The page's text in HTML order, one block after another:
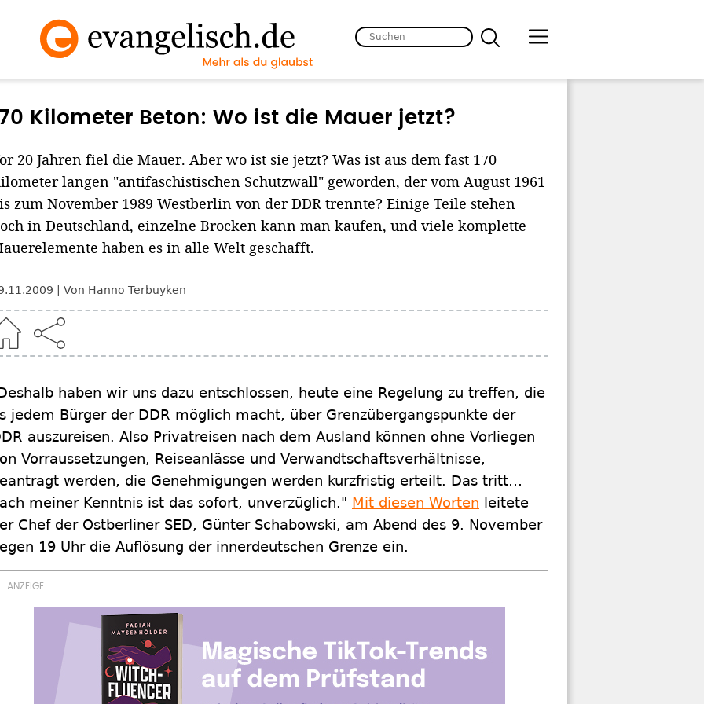
Kilometer Beton: Wo ist die Mauer jetzt?
20 Jahren fiel die Mauer. Aber wo ist sie jetzt? Was ist aus dem fast 170
langen "antifaschistischen Schutzwall" geworden, der vom August 1961
zum November 1989 Westberlin von der DDR trennte? Einige Teile stehen
in Deutschland, einzelne Brocken kann man kaufen, und viele komplette
haben es in alle Welt geschafft.
Von Hanno Terbuyken
haben wir uns dazu entschlossen, heute eine Regelung zu treffen, die
jedem Bürger der DDR möglich macht, über Grenzübergangspunkte der
auszureisen. Also Privatreisen nach dem Ausland können ohne Vorliegen
Vorraussetzungen, Reiseanlässe und Verwandtschaftsverhältnisse,
werden, die Genehmigungen werden kurzfristig erteilt. Das tritt…
meiner Kenntnis ist das sofort, unverzüglich." Mit diesen Worten leitete
Chef der Ostberliner SED, Günter Schabowski, am Abend des 9. November
19 Uhr die Auflösung der innerdeutschen Grenze ein.